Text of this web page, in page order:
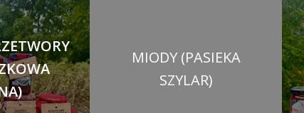
MIODY (PASIEKA
SZYLAR)